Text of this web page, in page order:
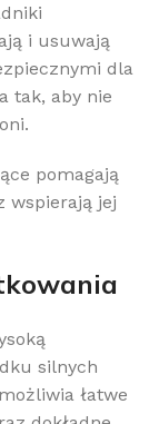
i usuwają
dla
tak, aby nie
pomagają
wspierają jej
silnych
łatwe